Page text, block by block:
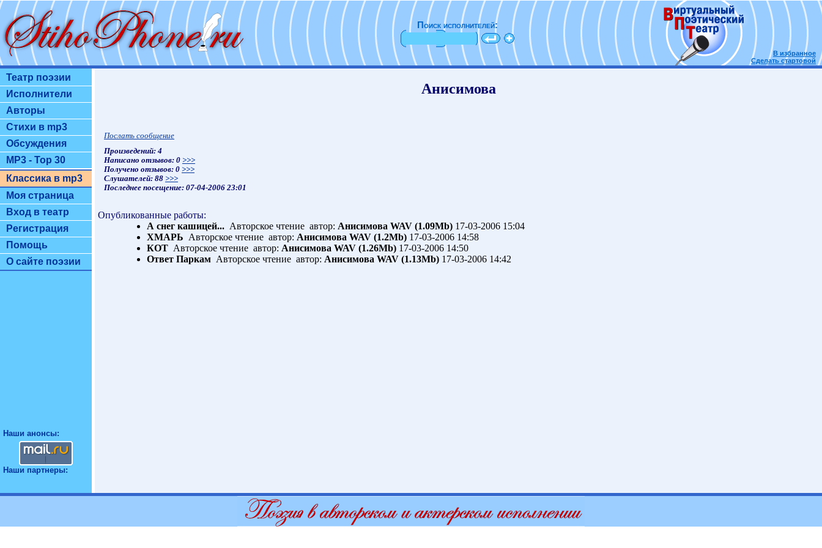
Поиск исполнителей:
В избранное
Сделать стартовой
Театр поэзии
Исполнители
Авторы
Стихи в mp3
Обсуждения
MP3 - Top 30
Классика в mp3
Моя страница
Вход в театр
Регистрация
Помощь
О сайте поэзии
Наши анонсы:
Наши партнеры:
Анисимова
Послать сообщение
Произведений: 4
Написано отзывов: 0 >>>
Получено отзывов: 0 >>>
Слушателей: 88 >>>
Последнее посещение: 07-04-2006 23:01
Опубликованные работы:
А снег кашицей... Авторское чтение автор: Анисимова WAV (1.09Mb) 17-03-2006 15:04
ХМАРЬ Авторское чтение автор: Анисимова WAV (1.2Mb) 17-03-2006 14:58
КОТ Авторское чтение автор: Анисимова WAV (1.26Mb) 17-03-2006 14:50
Ответ Паркам Авторское чтение автор: Анисимова WAV (1.13Mb) 17-03-2006 14:42